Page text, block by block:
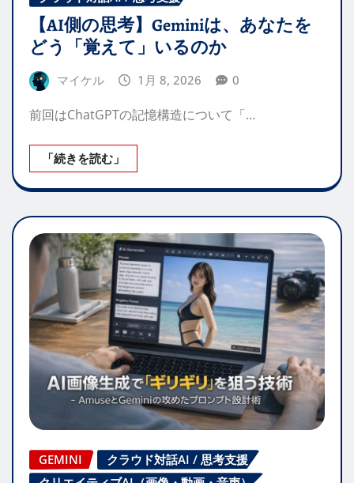
【AI側の思考】Geminiは、あなたを
どう「覚えて」いるのか
マイケル 1月 8, 2026 0
前回はChatGPTの記憶構造について「…
「続きを読む」
GEMINI
クラウド対話AI / 思考支援